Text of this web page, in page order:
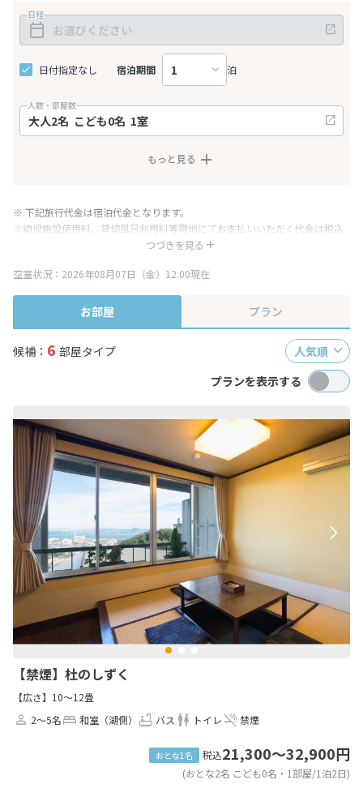
日程
日付指定なし 宿泊期間 泊
人数・部屋数
もっと見る
つづきを見る
※ 下記旅行代金は宿泊代金となります。
※幼児施設使用料、貸切風呂利用料等現地にてお支払いいただく代金は税込
み表記となりますが、消費税増税に伴い代金が一部変更となる場合がござい
※表示されている旅行代金・プラン内容は一定時間ごとに更新されます。最
終確認画面でご確認ください。
空室状況：2026年08月07日（金）12:00現在
お部屋 プラン
候補： 6 部屋タイプ
人気順
プランを表示する
【禁煙】杜のしずく
【広さ】10～12畳
2～5名
和室（湖側） バス トイレ 禁煙
おとな1名 税込21,300～32,900円
(おとな2名 こども0名・1部屋/1泊2日)